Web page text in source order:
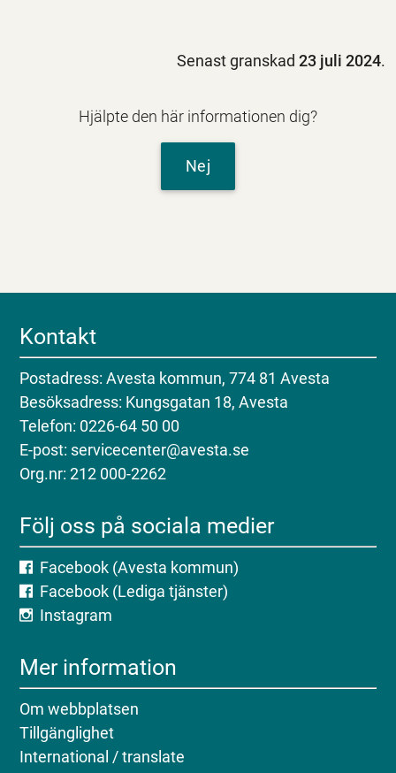
Senast granskad23 juli 2024.
Hjälpte den här informationen dig?
Nej
Kontakt
Postadress: Avesta kommun, 774 81 Avesta
Besöksadress: Kungsgatan 18, Avesta
Telefon: 0226-64 50 00
E-post: servicecenter@avesta.se
Org.nr: 212 000-2262
Följ oss på sociala medier
Facebook (Avesta kommun)
Facebook (Lediga tjänster)
Instagram
Mer information
Om webbplatsen
Tillgänglighet
International / translate